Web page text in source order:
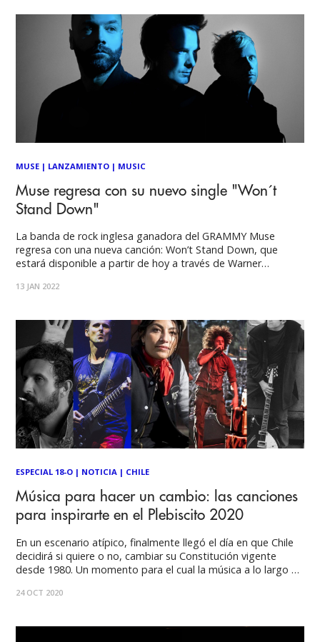
MUSE | LANZAMIENTO | MUSIC
Muse regresa con su nuevo single "Won´t
Stand Down"
La banda de rock inglesa ganadora del GRAMMY Muse
regresa con una nueva canción: Won’t Stand Down, que
estará disponible a partir de hoy a través de Warner
(Bring Me The Horizon), Won’t Stand Down es un himno
13 JAN 2022
ESPECIAL 18-O | NOTICIA | CHILE
Música para hacer un cambio: las canciones
para inspirarte en el Plebiscito 2020
En un escenario atípico, finalmente llegó el día en que Chile
decidirá si quiere o no, cambiar su Constitución vigente
desde 1980. Un momento para el cual la música a lo largo de
quedará en la historia. Por Nicolás
24 OCT 2020